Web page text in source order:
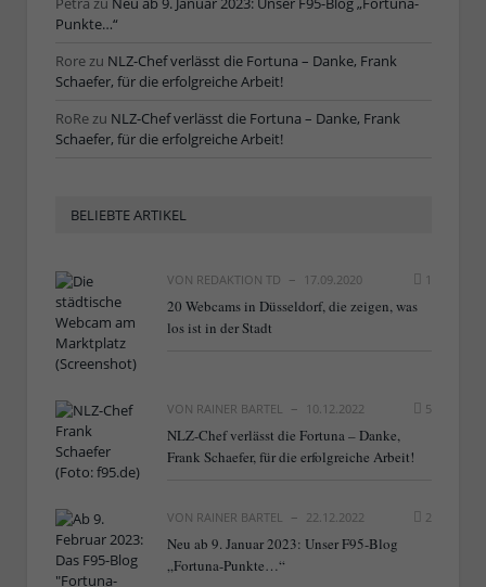
Punkte…“
Rorezu NLZ-Chef verlässt die Fortuna – Danke, Frank
Schaefer, für die erfolgreiche Arbeit!
RoRezu NLZ-Chef verlässt die Fortuna – Danke, Frank
Schaefer, für die erfolgreiche Arbeit!
BELIEBTE ARTIKEL
VON REDAKTION TD 17.09.2020 1
20 Webcams in Düsseldorf, die zeigen, was
los ist in der Stadt
VON RAINER BARTEL 10.12.2022 5
NLZ-Chef verlässt die Fortuna – Danke,
Frank Schaefer, für die erfolgreiche Arbeit!
VON RAINER BARTEL 22.12.2022 2
Neu ab 9. Januar 2023: Unser F95-Blog
„Fortuna-Punkte…“